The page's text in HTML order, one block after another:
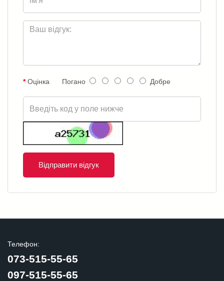
Оцінка Погано Добре
Відправити відгук
Телефон:
073-515-55-65
097-515-55-65